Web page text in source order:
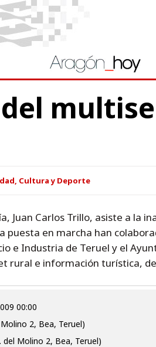
Cultura y Deporte
Juan Carlos Trillo, asiste a la
puesta en marcha han
e Industria de Teruel y el
rural e información turística,
00:00
2, Bea, Teruel)
del Molino 2, Bea, Teruel)